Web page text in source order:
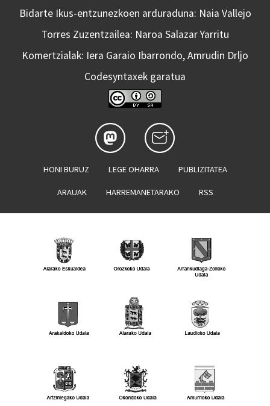
Bidarte Ikus-entzunezkoen arduraduna: Naia Vallejo
Torres Zuzentzailea: Naroa Salazar Yarritu
Komertzialak: Iera Garaio Ibarrondo, Amrudin Drljo
Codesyntaxek garatua
HONI BURUZ LEGE OHARRA PUBLIZITATEA
ARAUAK HARREMANETARAKO RSS